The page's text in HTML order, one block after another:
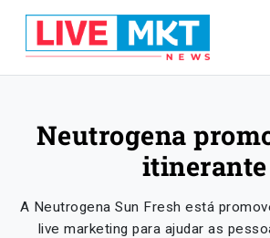
Neutrogena
itinerante
A Neutrogena Sun Fresh está
live marketing para ajudar as